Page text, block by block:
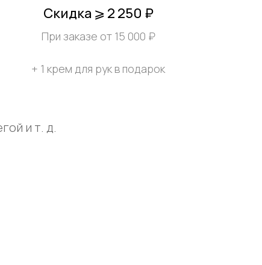
Скидка ⩾ 2 250 ₽
При заказе от 15 000 ₽
+ 1 крем для рук в подарок
и т. д.